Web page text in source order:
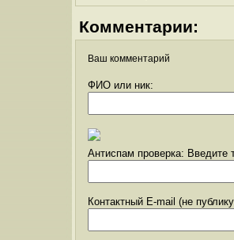
Комментарии:
Ваш комментарий
ФИО или ник:
Антиспам проверка: Введите
Контактный E-mail (не